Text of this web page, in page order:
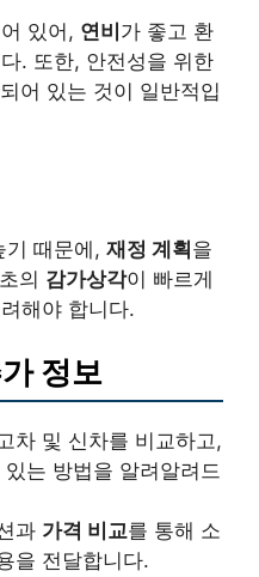
있어, 연비 가 좋고 환
. 또한, 안전성을 위한
어 있는 것이 일반적입
기 때문에, 재정 계획을
의 감가상각이 빠르게
해야 합니다.
정보
차 및 신차를 비교하고,
있는 방법을 알려알려드
과 가격 비교를 통해 소
을 전달합니다.